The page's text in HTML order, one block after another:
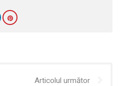
Articolul următor